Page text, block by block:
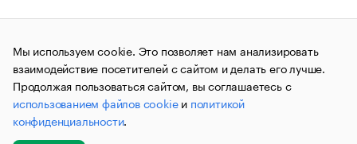
Правовая информация
О соблюдении авторских прав
© АО «РОСБИЗНЕСКОНСАЛТИНГ»,1995–2026.Сообщения
и материалы информационного агентства «РБК»
(зарегистрировано Федеральной службой по надзору в сфере
связи, информационных технологий и массовых
коммуникаций (Роскомнадзор) 09.12.2015 за номером ИА
№ФС77-63848) сопровождаются пометкой «РБК». Отдельные
публикации могут содержать информацию,
Мы используем cookie. Это позволяет нам анализировать
взаимодействие посетителей с сайтом и делать его лучше.
Продолжая пользоваться сайтом, вы соглашаетесь с
использованием файлов cookieи политикой
конфиденциальности.